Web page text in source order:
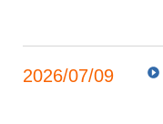
2026/07/09